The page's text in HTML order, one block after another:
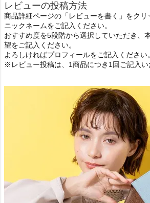
レビューの投稿方法
商品詳細ページの「レビューを書く」をクリ
ニックネームをご記入ください。
おすすめ度を5段階から選択していただき、
望をご記入ください。
よろしければプロフィールをご記入ください。
※レビュー投稿は、1商品につき1回ご記入い